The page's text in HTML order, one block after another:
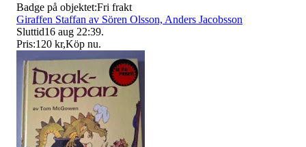
Badge på objektet:Fri frakt
Giraffen Staffan av Sören Olsson, Anders Jacobsson
Sluttid16 aug 22:39.
Pris:120 kr,Köp nu.